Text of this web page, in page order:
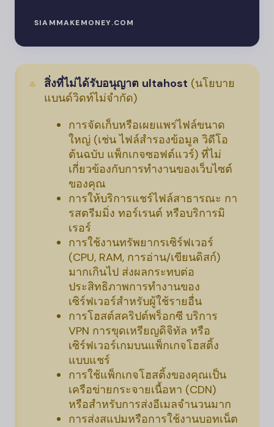
SIAMMAKEMONEY.COM
สิ่งที่ไม่ได้รับอนุญาต ultahost (นโยบาย
แบนด์วิดท์ไม่จำกัด)
การจัดเก็บหรือเผยแพร่ไฟล์ขนาด
ใหญ่ (เช่น ไฟล์สำรองข้อมูล วิดีโอ
ต้นฉบับ แพ็กเกจซอฟต์แวร์) ที่ไม่
เกี่ยวข้องกับการทำงานของเว็บไซต์
ของคุณ
การให้บริการแชร์ไฟล์สาธารณะ กา
รสตรีมมิ่ง ทอร์เรนต์ หรือบริการมิ
เรอร์
การใช้งานทรัพยากรเซิร์ฟเวอร์
(CPU, RAM, การอ่าน/เขียนดิสก์)
มากเกินไป ส่งผลกระทบต่อ
ประสิทธิภาพการทำงานของ
เซิร์ฟเวอร์สำหรับผู้ใช้รายอื่น
การโฮสต์สคริปต์พร็อกซี บริการ
VPN การขุดเหรียญดิจิทัล หรือ
เซิร์ฟเวอร์เกมบนแพ็กเกจโฮสติ้ง
แบบแชร์
การใช้แพ็กเกจโฮสติ้งของคุณเป็น
เครือข่ายกระจายเนื้อหา (CDN)
หรือสำหรับการส่งอีเมลจำนวนมาก
การส่งสแปมหรือการใช้งานบอทเน็ต